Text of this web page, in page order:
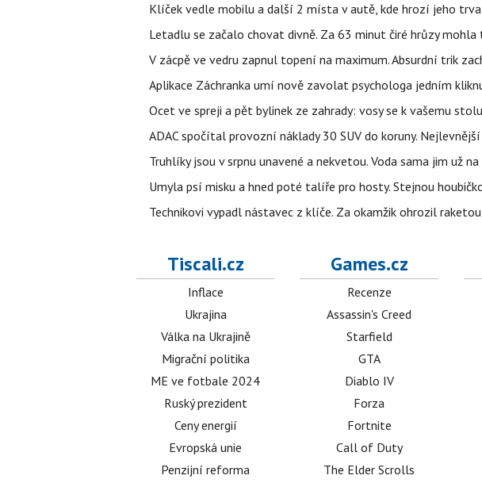
Klíček vedle mobilu a další 2 místa v autě, kde hrozí jeho
Letadlu se začalo chovat divně. Za 63 minut čiré hrůzy
V zácpě ve vedru zapnul topení na maximum. Absurdní trik
Aplikace Záchranka umí nově zavolat psychologa jedním
Ocet ve spreji a pět bylinek ze zahrady: vosy se k vašemu
ADAC spočítal provozní náklady 30 SUV do koruny.
Truhlíky jsou v srpnu unavené a nekvetou. Voda sama jim už
Umyla psí misku a hned poté talíře pro hosty. Stejnou
Technikovi vypadl nástavec z klíče. Za okamžik ohrozil
Tiscali.cz
Inflace
Ukrajina
Válka na Ukrajině
Migrační politika
ME ve fotbale 2024
Ruský prezident
Ceny energií
Evropská unie
Penzijní reforma
Games.cz
Recenze
Assassin's Creed
Starfield
GTA
Diablo IV
Forza
Fortnite
Call of Duty
The Elder Scrolls